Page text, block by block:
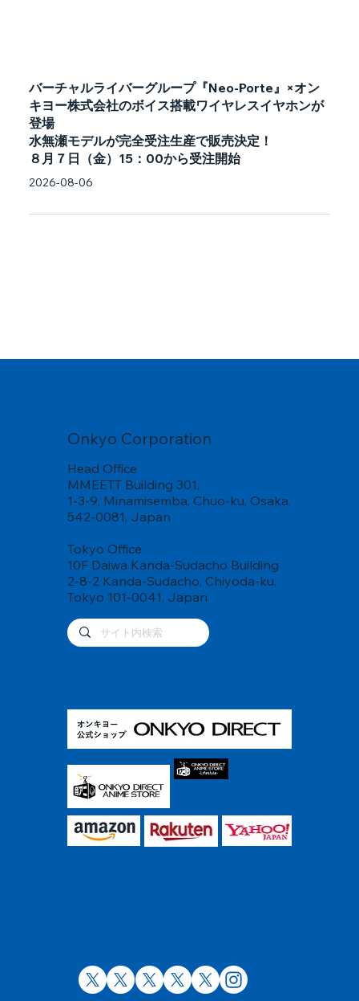
バーチャルライバーグループ『Neo-Porte』×オン
キヨー株式会社のボイス搭載ワイヤレスイヤホンが
登場
水無瀬モデルが完全受注生産で販売決定！
８月７日（金）15：00から受注開始
2026-08-06
Onkyo Corporation
Head Office
MMEETT Building 301,
1-3-9, Minamisemba, Chuo-ku, Osaka,
542-0081, Japan
Tokyo Office
10F Daiwa Kanda-Sudacho Building
2-8-2 Kanda-Sudacho, Chiyoda-ku,
Tokyo 101-0041, Japan